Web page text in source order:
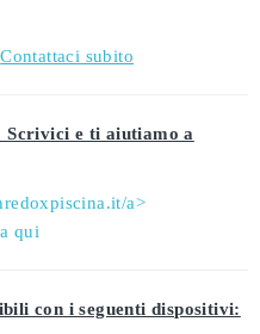
Contattaci subito
Scrivici e ti aiutiamo a
a>
qui
con i seguenti dispositivi: